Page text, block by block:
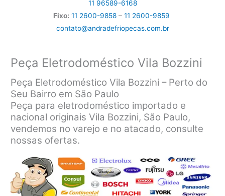
11 96589-6168
Fixo: 11 2600-9858 – 11 2600-9859
contato@andradefriopecas.com.br
Peça Eletrodoméstico Vila Bozzini
Peça Eletrodoméstico Vila Bozzini – Perto do
Seu Bairro em São Paulo
Peça para eletrodoméstico importado e
nacional originais Vila Bozzini, São Paulo,
vendemos no varejo e no atacado, consulte
nossas ofertas.